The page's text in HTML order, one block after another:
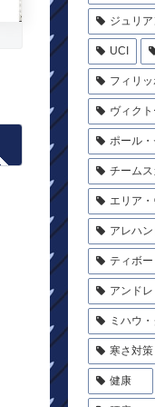
ジュリ
UCI
フィリ
ヴィク
ポール
チームス
エリア
アレハ
ティボー
アンド
ミハウ
寒さ対策
健康